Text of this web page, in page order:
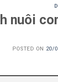
nuôi
POSTED ON 20/